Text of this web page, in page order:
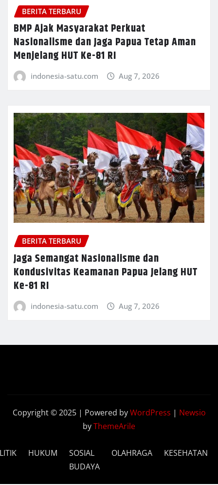
BERITA TERBARU
BMP Ajak Masyarakat Perkuat
Nasionalisme dan Jaga Papua Tetap Aman
Menjelang HUT Ke-81 RI
indonesia-satu.com Aug 7, 2026
BERITA TERBARU
Jaga Semangat Nasionalisme dan
Kondusivitas Keamanan Papua Jelang HUT
Ke-81 RI
indonesia-satu.com Aug 7, 2026
Copyright © 2025 | Powered byWordPress | Newsio
byThemeArile
HUKUM
SOSIAL
BUDAYA
OLAHRAGA KESEHATAN